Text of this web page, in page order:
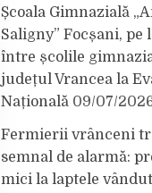
Școala Gimnazială
Saligny” Focșani, pe
între școlile
județul Vrancea la
Națională 09/07/
Fermierii vrânceni
semnal de alarmă:
mici la laptele